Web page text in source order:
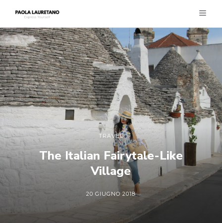
TRAVEL
The Italian Fairytale-Like
Village
20 GIUGNO 2018